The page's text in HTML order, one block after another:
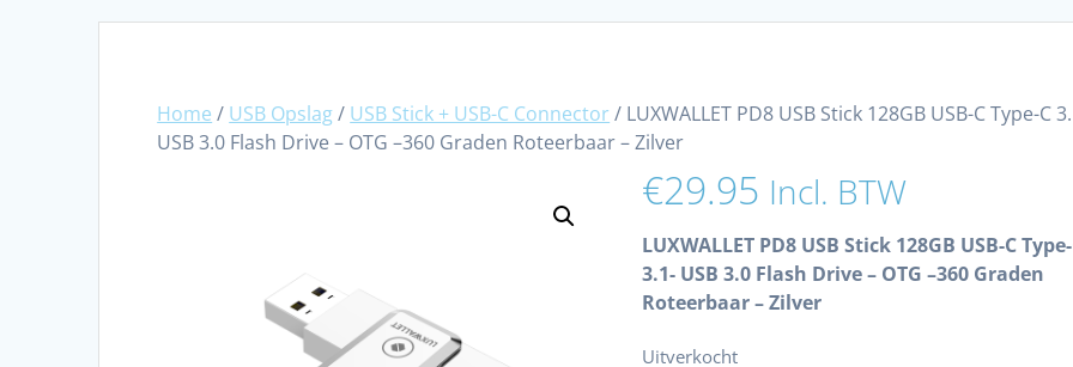
Home / USB Opslag/ USB Stick + USB-C Connector / LUXWALLET PD8 USB Stick 128GB USB-C Type-C
USB 3.0 Flash Drive – OTG –360 Graden Roteerbaar – Zilver
€29.95 Incl. BTW
LUXWALLET PD8 USB Stick 128GB USB-C
3.1- USB 3.0 Flash Drive – OTG –360 Graden
Roteerbaar – Zilver
Uitverkocht